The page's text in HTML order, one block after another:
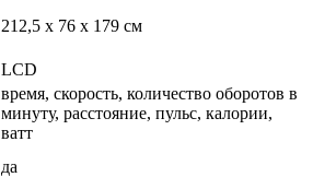
212,5 х 76 х 179 см
LСD
время, скорость, количество оборотов в
минуту, расстояние, пульс, калории,
ватт
да